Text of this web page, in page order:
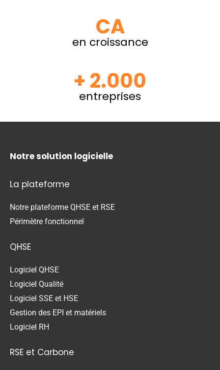
CA
en croissance
+ 2.000
entreprises
Notre solution logicielle
La plateforme
Notre plateforme QHSE et RSE
Périmètre fonctionnel
QHSE
Logiciel QHSE
Logiciel Qualité
Logiciel SSE et HSE
Gestion des EPI et matériels
Logiciel RH
RSE et Carbone